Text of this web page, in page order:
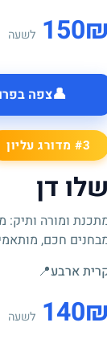
₪
150 לשעה
👤צפה
#3 מדורג עליון
שלו דן
ומורה ותיק:
חכם,
ארבע📍
₪
140 לשעה